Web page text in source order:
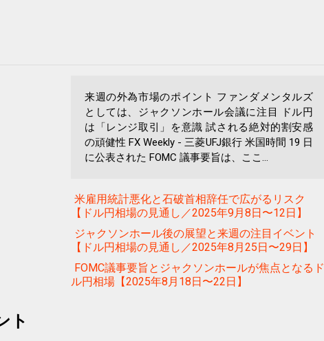
来週の外為市場のポイント ファンダメンタルズ
としては、ジャクソンホール会議に注目 ドル円
は「レンジ取引」を意識 試される絶対的割安感
の頑健性 FX Weekly - 三菱UFJ銀行 米国時間 19 日
に公表された FOMC 議事要旨は、ここ...
米雇用統計悪化と石破首相辞任で広がるリスク
【ドル円相場の見通し／2025年9月8日〜12日】
ジャクソンホール後の展望と来週の注目イベント
【ドル円相場の見通し／2025年8月25日〜29日】
FOMC議事要旨とジャクソンホールが焦点となるド
ル円相場【2025年8月18日〜22日】
ト